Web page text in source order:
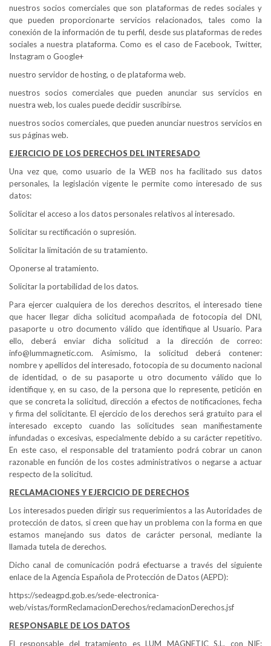
nuestros socios comerciales que son plataformas de redes sociales y
que pueden proporcionarte servicios relacionados, tales como la
conexión de la información de tu perfil, desde sus plataformas de redes
sociales a nuestra plataforma. Como es el caso de Facebook, Twitter,
Instagram o Google+
nuestro servidor de hosting, o de plataforma web.
nuestros socios comerciales que pueden anunciar sus servicios en
nuestra web, los cuales puede decidir suscribirse.
nuestros socios comerciales, que pueden anunciar nuestros servicios en
sus páginas web.
EJERCICIO DE LOS DERECHOS DEL INTERESADO
Una vez que, como usuario de la WEB nos ha facilitado sus datos
personales, la legislación vigente le permite como interesado de sus
datos:
Solicitar el acceso a los datos personales relativos al interesado.
Solicitar su rectificación o supresión.
Solicitar la limitación de su tratamiento.
Oponerse al tratamiento.
Solicitar la portabilidad de los datos.
Para ejercer cualquiera de los derechos descritos, el interesado tiene
que hacer llegar dicha solicitud acompañada de fotocopia del DNI,
pasaporte u otro documento válido que identifique al Usuario. Para
ello, deberá enviar dicha solicitud a la dirección de correo:
info@lummagnetic.com. Asimismo, la solicitud deberá contener:
nombre y apellidos del interesado, fotocopia de su documento nacional
de identidad, o de su pasaporte u otro documento válido que lo
identifique y, en su caso, de la persona que lo represente, petición en
que se concreta la solicitud, dirección a efectos de notificaciones, fecha
y firma del solicitante. El ejercicio de los derechos será gratuito para el
interesado excepto cuando las solicitudes sean manifiestamente
infundadas o excesivas, especialmente debido a su carácter repetitivo.
En este caso, el responsable del tratamiento podrá cobrar un canon
razonable en función de los costes administrativos o negarse a actuar
respecto de la solicitud.
RECLAMACIONES Y EJERCICIO DE DERECHOS
Los interesados pueden dirigir sus requerimientos a las Autoridades de
protección de datos, si creen que hay un problema con la forma en que
estamos manejando sus datos de carácter personal, mediante la
llamada tutela de derechos.
Dicho canal de comunicación podrá efectuarse a través del siguiente
enlace de la Agencia Española de Protección de Datos (AEPD):
https://sedeagpd.gob.es/sede-electronica-
web/vistas/formReclamacionDerechos/reclamacionDerechos.jsf
RESPONSABLE DE LOS DATOS
El responsable del tratamiento es LUM MAGNETIC S.L. con NIF: